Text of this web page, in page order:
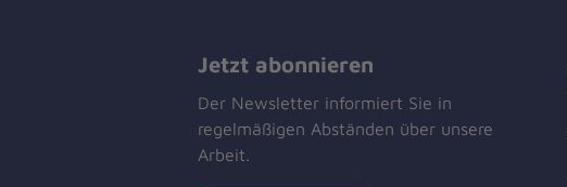
Jetzt abonnieren
Der Newsletter informiert Sie in
regelmäßigen Abständen über unsere
Arbeit.